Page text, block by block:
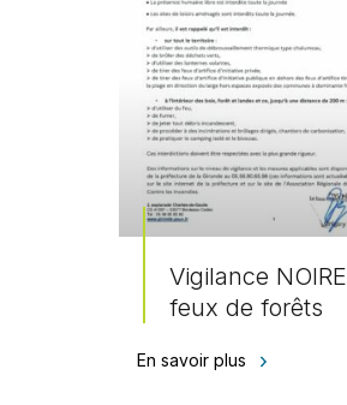
Vigilance NOIRE
feux de forêts
En savoir plus